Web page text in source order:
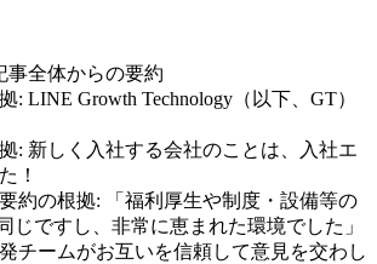
事全体からの要約
: LINE Growth Technology（以下、GT）
: 新しく入社する会社のことは、入社エ
！
約の根拠:
「福利厚生や制度・設備等の
じですし、非常に恵まれた環境でした」
チームがお互いを信頼して意見を交わし